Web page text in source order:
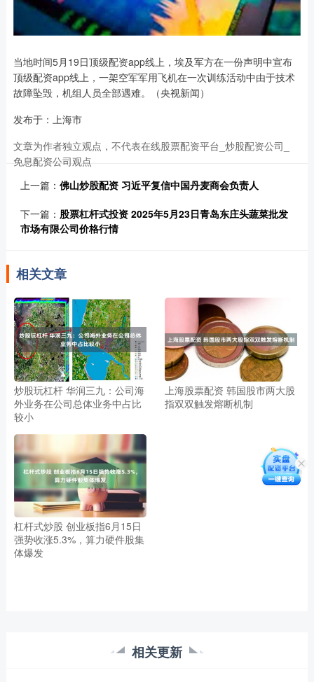
当地时间5月19日顶级配资app线上，埃及军方在一份声明中宣布
顶级配资app线上，一架空军军用飞机在一次训练活动中由于技术
故障坠毁，机组人员全部遇难。（央视新闻）
发布于：上海市
文章为作者独立观点，不代表在线股票配资平台_炒股配资公司_
免息配资公司观点
上一篇： 佛山炒股配资 习近平复信中国丹麦商会负责人
下一篇： 股票杠杆式投资 2025年5月23日青岛东庄头蔬菜批发
市场有限公司价格行情
相关文章
炒股玩杠杆 华润三九：公司海
外业务在公司总体业务中占比
较小
上海股票配资 韩国股市两大股
指双双触发熔断机制
杠杆式炒股 创业板指6月15日
强势收涨5.3%，算力硬件股集
体爆发
相关更新